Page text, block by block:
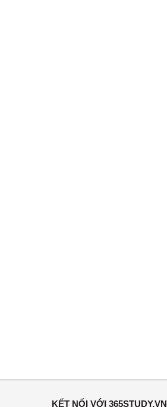
KẾT NỐI VỚI 365STUDY.VN